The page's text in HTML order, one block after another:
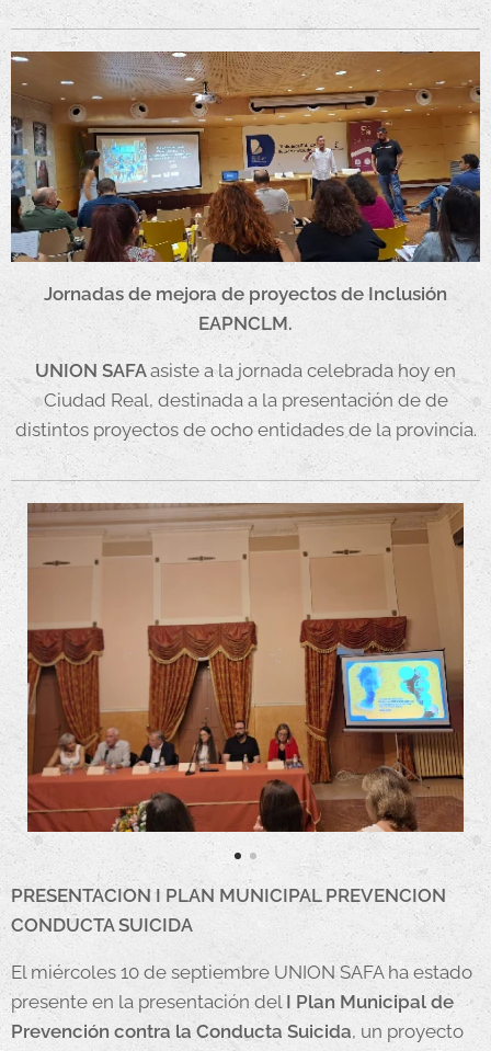
Jornadas de mejora de proyectos de Inclusión
EAPNCLM.
UNION SAFAasiste a la jornada celebrada hoy en
Ciudad Real, destinada a la presentación de de
distintos proyectos de ocho entidades de la provincia.
PRESENTACION I PLAN MUNICIPAL PREVENCION
CONDUCTA SUICIDA
El miércoles 10 de septiembre UNION SAFA ha estado
presente en la presentación del I Plan Municipal de
Prevención contra la Conducta Suicida, un proyecto